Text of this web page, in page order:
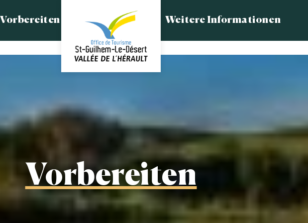
Vorbereiten Weitere Informationen
Vorbereiten